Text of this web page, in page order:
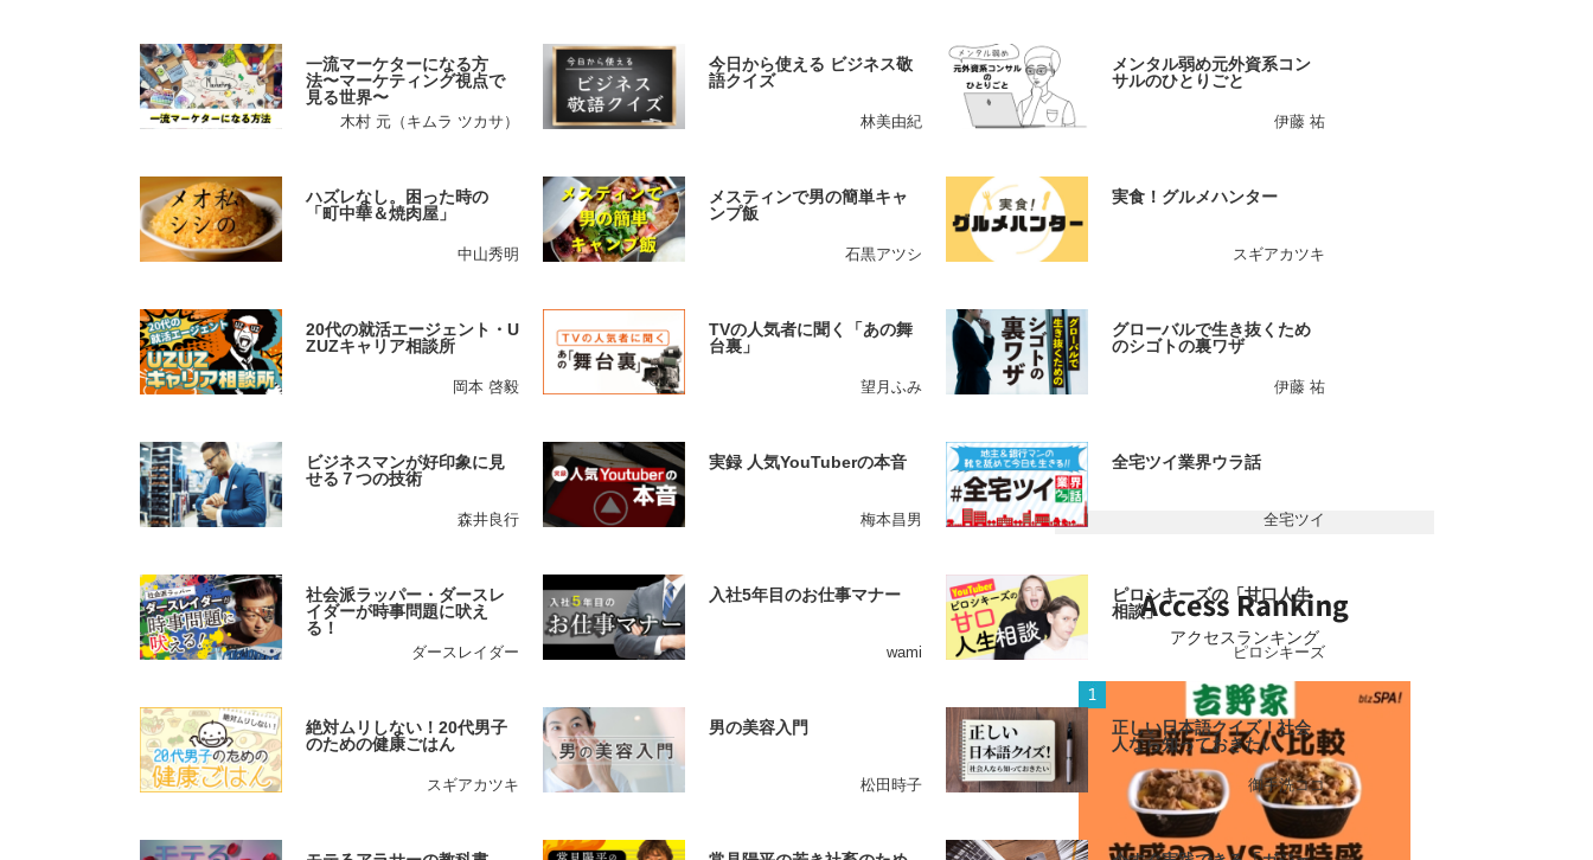
アクセスランキング
一流マーケターになる方
法〜マーケティング視点で
見る世界〜
木村 元（キムラ ツカサ）
今日から使える ビジネス敬
語クイズ
林美由紀
メンタル弱め元外資系コン
サルのひとりごと
伊藤 祐
ハズレなし。困った時の
「町中華＆焼肉屋」
中山秀明
メスティンで男の簡単キャ
ンプ飯
石黒アツシ
実食！グルメハンター
スギアカツキ
20代の就活エージェント・U
ZUZキャリア相談所
岡本 啓毅
TVの人気者に聞く「あの舞
台裏」
望月ふみ
グローバルで生き抜くため
のシゴトの裏ワザ
伊藤 祐
ビジネスマンが好印象に見
せる７つの技術
森井良行
実録 人気YouTuberの本音
梅本昌男
全宅ツイ業界ウラ話
全宅ツイ
社会派ラッパー・ダースレ
イダーが時事問題に吠え
る！
ダースレイダー
入社5年目のお仕事マナー
wami
ピロシキーズの「甘口人生
相談」
ピロシキーズ
絶対ムリしない！20代男子
のための健康ごはん
スギアカツキ
男の美容入門
松田時子
正しい日本語クイズ！社会
人なら知っておきたい
御手洗ココ